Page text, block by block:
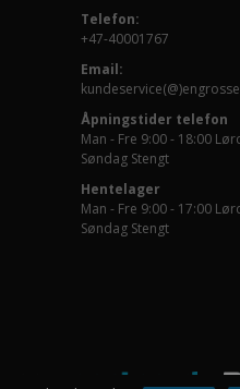
Telefon:
+47-40001767
Email:
Åpningstider telefon
Man - Fre 9:00 - 18:00
Søndag Stengt
Hentelager
Man - Fre 9:00 - 17:00
Søndag Stengt